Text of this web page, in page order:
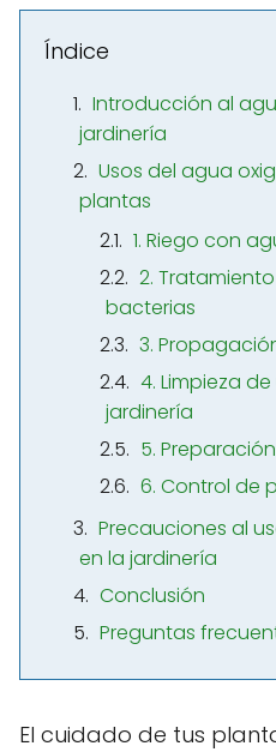
Índice
Introducción al
jardinería
Usos del agua
plantas
1. Riego con
2.
bacterias
3.
4. Limpieza
jardinería
5.
6. Control de
Precauciones al
en la jardinería
Conclusión
Preguntas
El cuidado de tus